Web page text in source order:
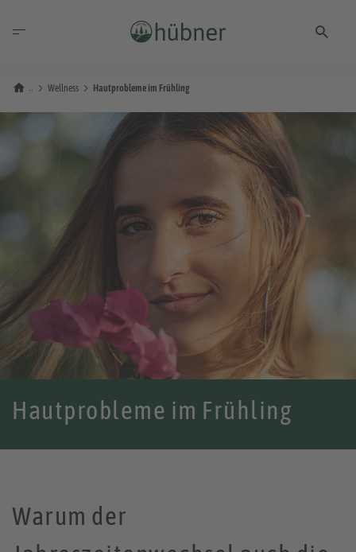
Wellness Hautprobleme im Frühling
Hautprobleme im Frühling
Warum der